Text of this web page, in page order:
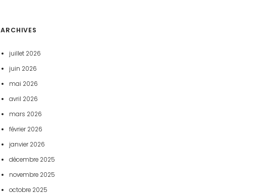
ARCHIVES
juillet 2026
juin 2026
mai 2026
avril 2026
mars 2026
février 2026
janvier 2026
décembre 2025
novembre 2025
octobre 2025